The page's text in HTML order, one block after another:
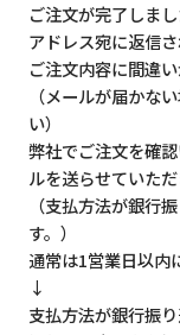
ご注文が完了しま
アドレス宛に返信さ
ご注文内容に間違
（メールが届かな
い）
弊社でご注文を確
ルを送らせていただ
（支払方法が銀行
す。）
通常は1営業日以内
↓
支払方法が銀行振